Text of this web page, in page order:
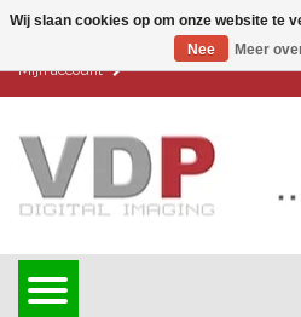
Mijn account
Wij slaan cookies op om onze website te
Nee
Meer